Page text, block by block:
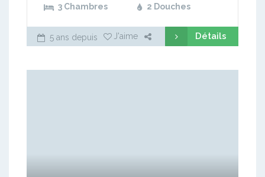
3 Chambres 2 Douches
5 ans depuis J'aime Détails